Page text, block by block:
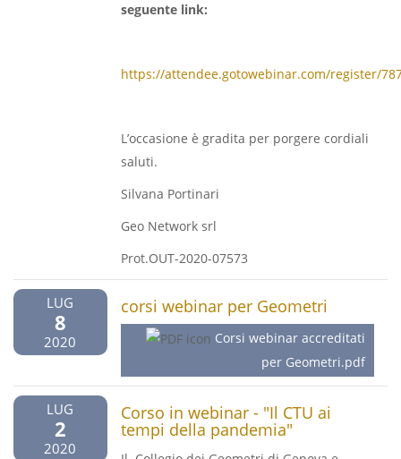
seguente link:
https://attendee.gotowebinar.com/register/
L’occasione è gradita per porgere cordiali
saluti.
Silvana Portinari
Geo Network srl
Prot.OUT-2020-07573
LUG
8
2020
corsi webinar per Geometri
Corsi webinar accreditati
per Geometri.pdf
LUG
2
2020
Corso in webinar - "Il CTU ai
tempi della pandemia"